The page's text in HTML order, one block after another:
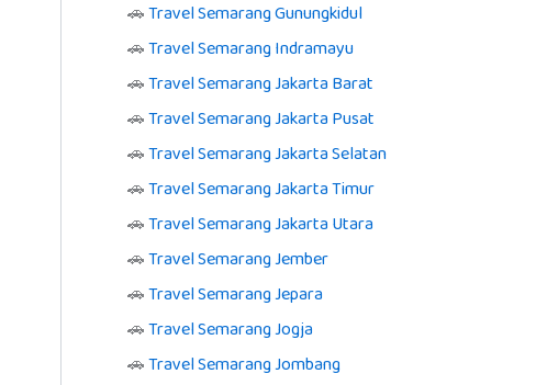
🚗Travel Semarang Gunungkidul
🚗Travel Semarang Indramayu
🚗Travel Semarang Jakarta Barat
🚗Travel Semarang Jakarta Pusat
🚗Travel Semarang Jakarta Selatan
🚗Travel Semarang Jakarta Timur
🚗Travel Semarang Jakarta Utara
🚗Travel Semarang Jember
🚗Travel Semarang Jepara
🚗Travel Semarang Jogja
🚗Travel Semarang Jombang